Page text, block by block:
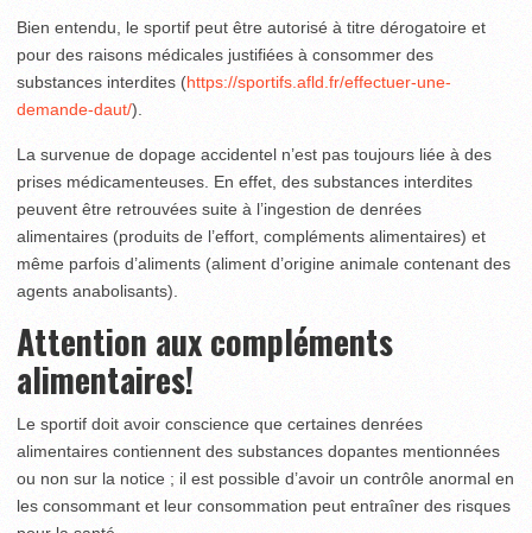
Bien entendu, le sportif peut être autorisé à titre dérogatoire et
pour des raisons médicales justifiées à consommer des
substances interdites (https://sportifs.afld.fr/effectuer-une-
demande-daut/).
La survenue de dopage accidentel n’est pas toujours liée à des
prises médicamenteuses. En effet, des substances interdites
peuvent être retrouvées suite à l’ingestion de denrées
alimentaires (produits de l’effort, compléments alimentaires) et
même parfois d’aliments (aliment d’origine animale contenant des
agents anabolisants).
Attention aux compléments
alimentaires!
Le sportif doit avoir conscience que certaines denrées
alimentaires contiennent des substances dopantes mentionnées
ou non sur la notice ; il est possible d’avoir un contrôle anormal en
les consommant et leur consommation peut entraîner des risques